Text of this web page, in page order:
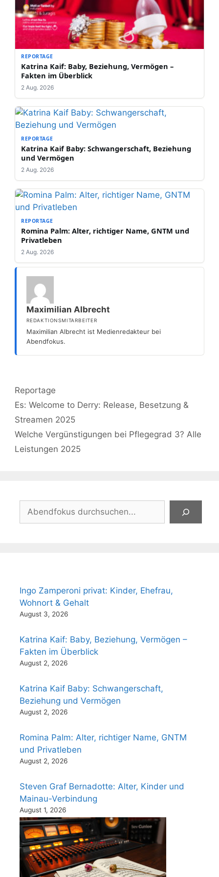
REPORTAGE
Katrina Kaif: Baby, Beziehung, Vermögen –
Fakten im Überblick
2 Aug. 2026
REPORTAGE
Katrina Kaif Baby: Schwangerschaft, Beziehung
und Vermögen
2 Aug. 2026
REPORTAGE
Romina Palm: Alter, richtiger Name, GNTM und
Privatleben
2 Aug. 2026
Maximilian Albrecht
REDAKTIONSMITARBEITER
Maximilian Albrecht ist Medienredakteur bei
Abendfokus.
Kategorien
Reportage
Es: Welcome to Derry: Release, Besetzung &
Streamen 2025
Welche Vergünstigungen bei Pflegegrad 3? Alle
Leistungen 2025
Suchen
Ingo Zamperoni privat: Kinder, Ehefrau,
Wohnort & Gehalt
August 3, 2026
Katrina Kaif: Baby, Beziehung, Vermögen –
Fakten im Überblick
August 2, 2026
Katrina Kaif Baby: Schwangerschaft,
Beziehung und Vermögen
August 2, 2026
Romina Palm: Alter, richtiger Name, GNTM
und Privatleben
August 2, 2026
Steven Graf Bernadotte: Alter, Kinder und
Mainau-Verbindung
August 1, 2026